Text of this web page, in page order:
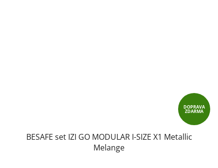
DOPRAVA
ZDARMA
BESAFE set IZI GO MODULAR I-SIZE X1 Metallic
Melange